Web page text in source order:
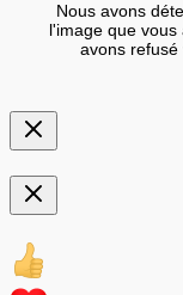
Nous avons
l'image que
avons refusé